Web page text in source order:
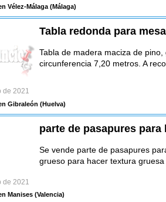
Vélez-Málaga(Málaga)
Tabla redonda para
Tabla de madera maciza de
circunferencia 7,20 metros. A
de 2021
Gibraleón (Huelva)
parte de pasapures para
Se vende parte de pasapures
grueso para hacer textura
de 2021
Manises(Valencia)